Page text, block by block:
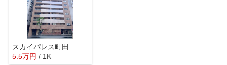
スカイパレス町田
5.5万円 / 1K